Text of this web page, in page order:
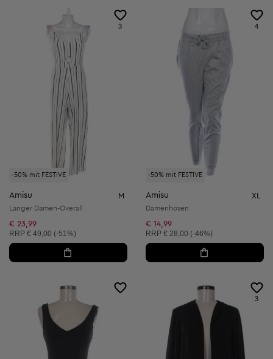
-50% mit FESTIVE
3
Amisu M
Langer Damen-Overall
€ 23,99
Unverbindliche Preisempfehlung:
RRP € 49,00 (-51%)
-50% mit FESTIVE
4
Amisu XL
Damenhosen
€ 14,99
Unverbindliche Preisempfehlung:
RRP € 28,00 (-46%)
3